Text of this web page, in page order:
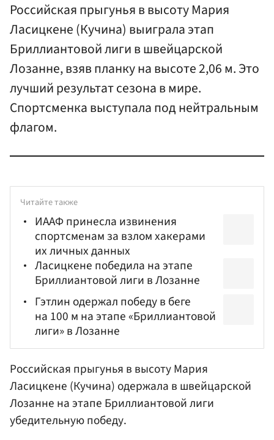
Российская прыгунья в высоту Мария
Ласицкене (Кучина) выиграла этап
Бриллиантовой лиги в швейцарской
Лозанне, взяв планку на высоте 2,06 м. Это
лучший результат сезона в мире.
Спортсменка выступала под нейтральным
флагом.
Читайте также
ИААФ принесла извинения
спортсменам за взлом хакерами
их личных данных
Ласицкене победила на этапе
Бриллиантовой лиги в Лозанне
Гэтлин одержал победу в беге
на 100 м на этапе «Бриллиантовой
лиги» в Лозанне
Российская прыгунья в высоту Мария
Ласицкене (Кучина) одержала в швейцарской
Лозанне на этапе Бриллиантовой лиги
убедительную победу.